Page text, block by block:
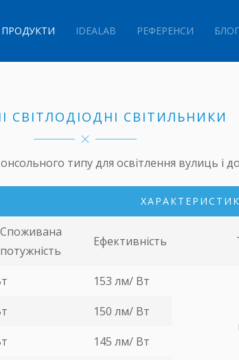
ПРОДУКТИ IDEALAB РЕФЕРЕНСИ БЛОГ
СВІТЛОДІОДНІ СВІТИЛЬНИКИ
типу для освітлення вулиць і
Споживана
потужність
Ефективність
153 лм/ Вт
150 лм/ Вт
145 лм/ Вт